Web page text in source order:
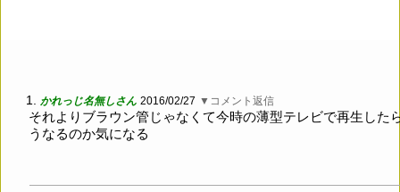
1. かれっじ名無しさん 2016/02/27 ▼コメント返信
それよりブラウン管じゃなくて今時の薄型テレビで再生した
うなるのか気になる